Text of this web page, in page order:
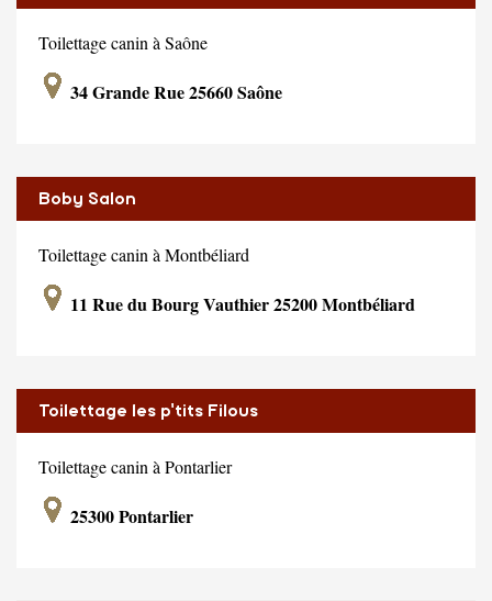
Toilettage canin à Saône
34 Grande Rue 25660 Saône
Boby Salon
Toilettage canin à Montbéliard
11 Rue du Bourg Vauthier 25200 Montbéliard
Toilettage les p'tits Filous
Toilettage canin à Pontarlier
25300 Pontarlier